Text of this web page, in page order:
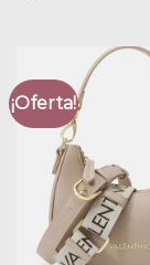
¡Oferta!